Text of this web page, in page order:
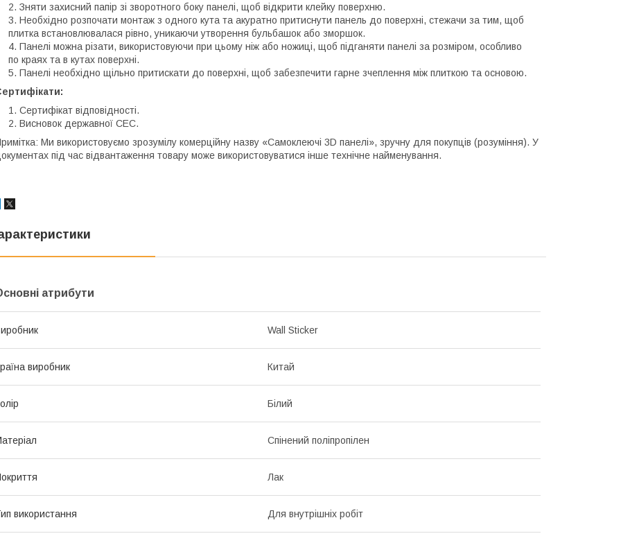
Зняти захисний папір зі зворотного боку панелі, щоб відкрити клейку поверхню.
Необхідно розпочати монтаж з одного кута та акуратно притиснути панель до поверхні, стежачи за тим, щоб
плитка встановлювалася рівно, уникаючи утворення бульбашок або зморшок.
Панелі можна різати, використовуючи при цьому ніж або ножиці, щоб підганяти панелі за розміром, особливо
по краях та в кутах поверхні.
Панелі необхідно щільно притискати до поверхні, щоб забезпечити гарне зчеплення між плиткою та основою.
Сертифікат відповідності.
Висновок державної СЕС.
Ми використовуємо зрозумілу комерційну назву «Самоклеючі 3D панелі», зручну для покупців (розуміння). У
під час відвантаження товару може використовуватися інше технічне найменування.
атрибути
Wall Sticker
виробник Китай
Білий
Спінений поліпропілен
Лак
використання Для внутрішніх робіт